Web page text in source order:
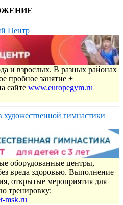
Центр
и взрослых. В разных районах
пробное занятие +
сайте www.europegym.ru
гимнастики
оборудованные центры,
вреда здоровью. Выполнение
открытые мероприятия для
тренировку:
msk.ru